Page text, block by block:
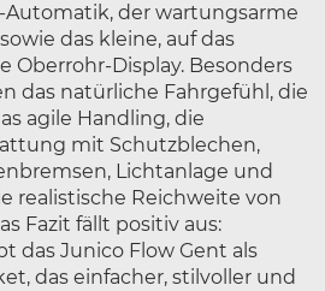
der wartungsarme
das kleine, auf das
Oberrohr-Display. Besonders
das natürliche Fahrgefühl, die
agile Handling, die
mit Schutzblechen,
Lichtanlage und
realistische Reichweite von
Fazit fällt positiv aus:
das Junico Flow Gent als
das einfacher, stilvoller und